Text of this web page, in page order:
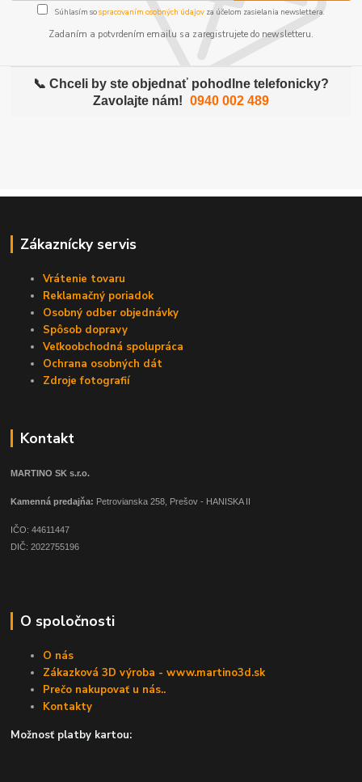
Súhlasím sospracovaním osobných údajov za účelom zasielania newslettera.
Zadaním a potvrdením emailu sa zaregistrujete do newsletteru.
📞 Chceli by ste objednať pohodlne telefonicky?
Zavolajte nám! 0940 002 489
Zákaznícky servis
Vrátenie tovaru
Reklamačný poriadok
Osobný odber objednávky
Spôsob dopravy
Veľkoobchodná spolupráca
Ochrana osobných dát
Zdroje fotografií
Kontakt
MARTINO SK s.r.o.
Kamenná predajňa: Petrovianska 258, Prešov - HANISKA II
IČO: 44611447
DIČ: 2022755196
O spoločnosti
O nás
Zákazková 3D výroba - www.martino3d.sk
Prečo nakupovať u nás..
Kontakty
Možnosť platby kartou: